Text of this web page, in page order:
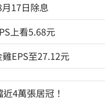
17日除息
上看5.68元
EPS至27.12元
4萬張居冠！